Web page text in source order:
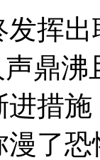
挥
鼎
措
了